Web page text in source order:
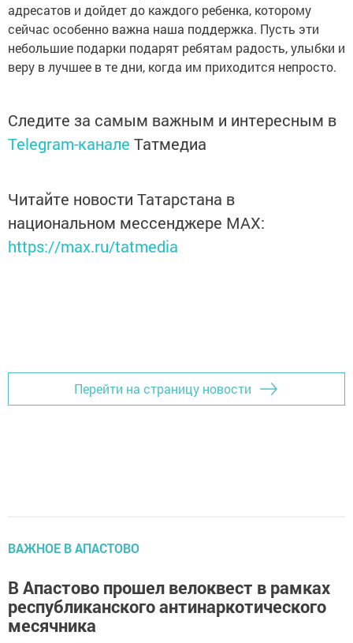
адресатов и дойдет до каждого ребенка, которому
сейчас особенно важна наша поддержка. Пусть эти
небольшие подарки подарят ребятам радость, улыбки и
веру в лучшее в те дни, когда им приходится непросто.
Следите за самым важным и интересным в
Telegram-канале Татмедиа
Читайте новости Татарстана в
национальном мессенджере MАХ:
https://max.ru/tatmedia
Перейти на страницу новости
ВАЖНОЕ В АПАСТОВО
В Апастово прошел велоквест в рамках
республиканского антинаркотического
месячника